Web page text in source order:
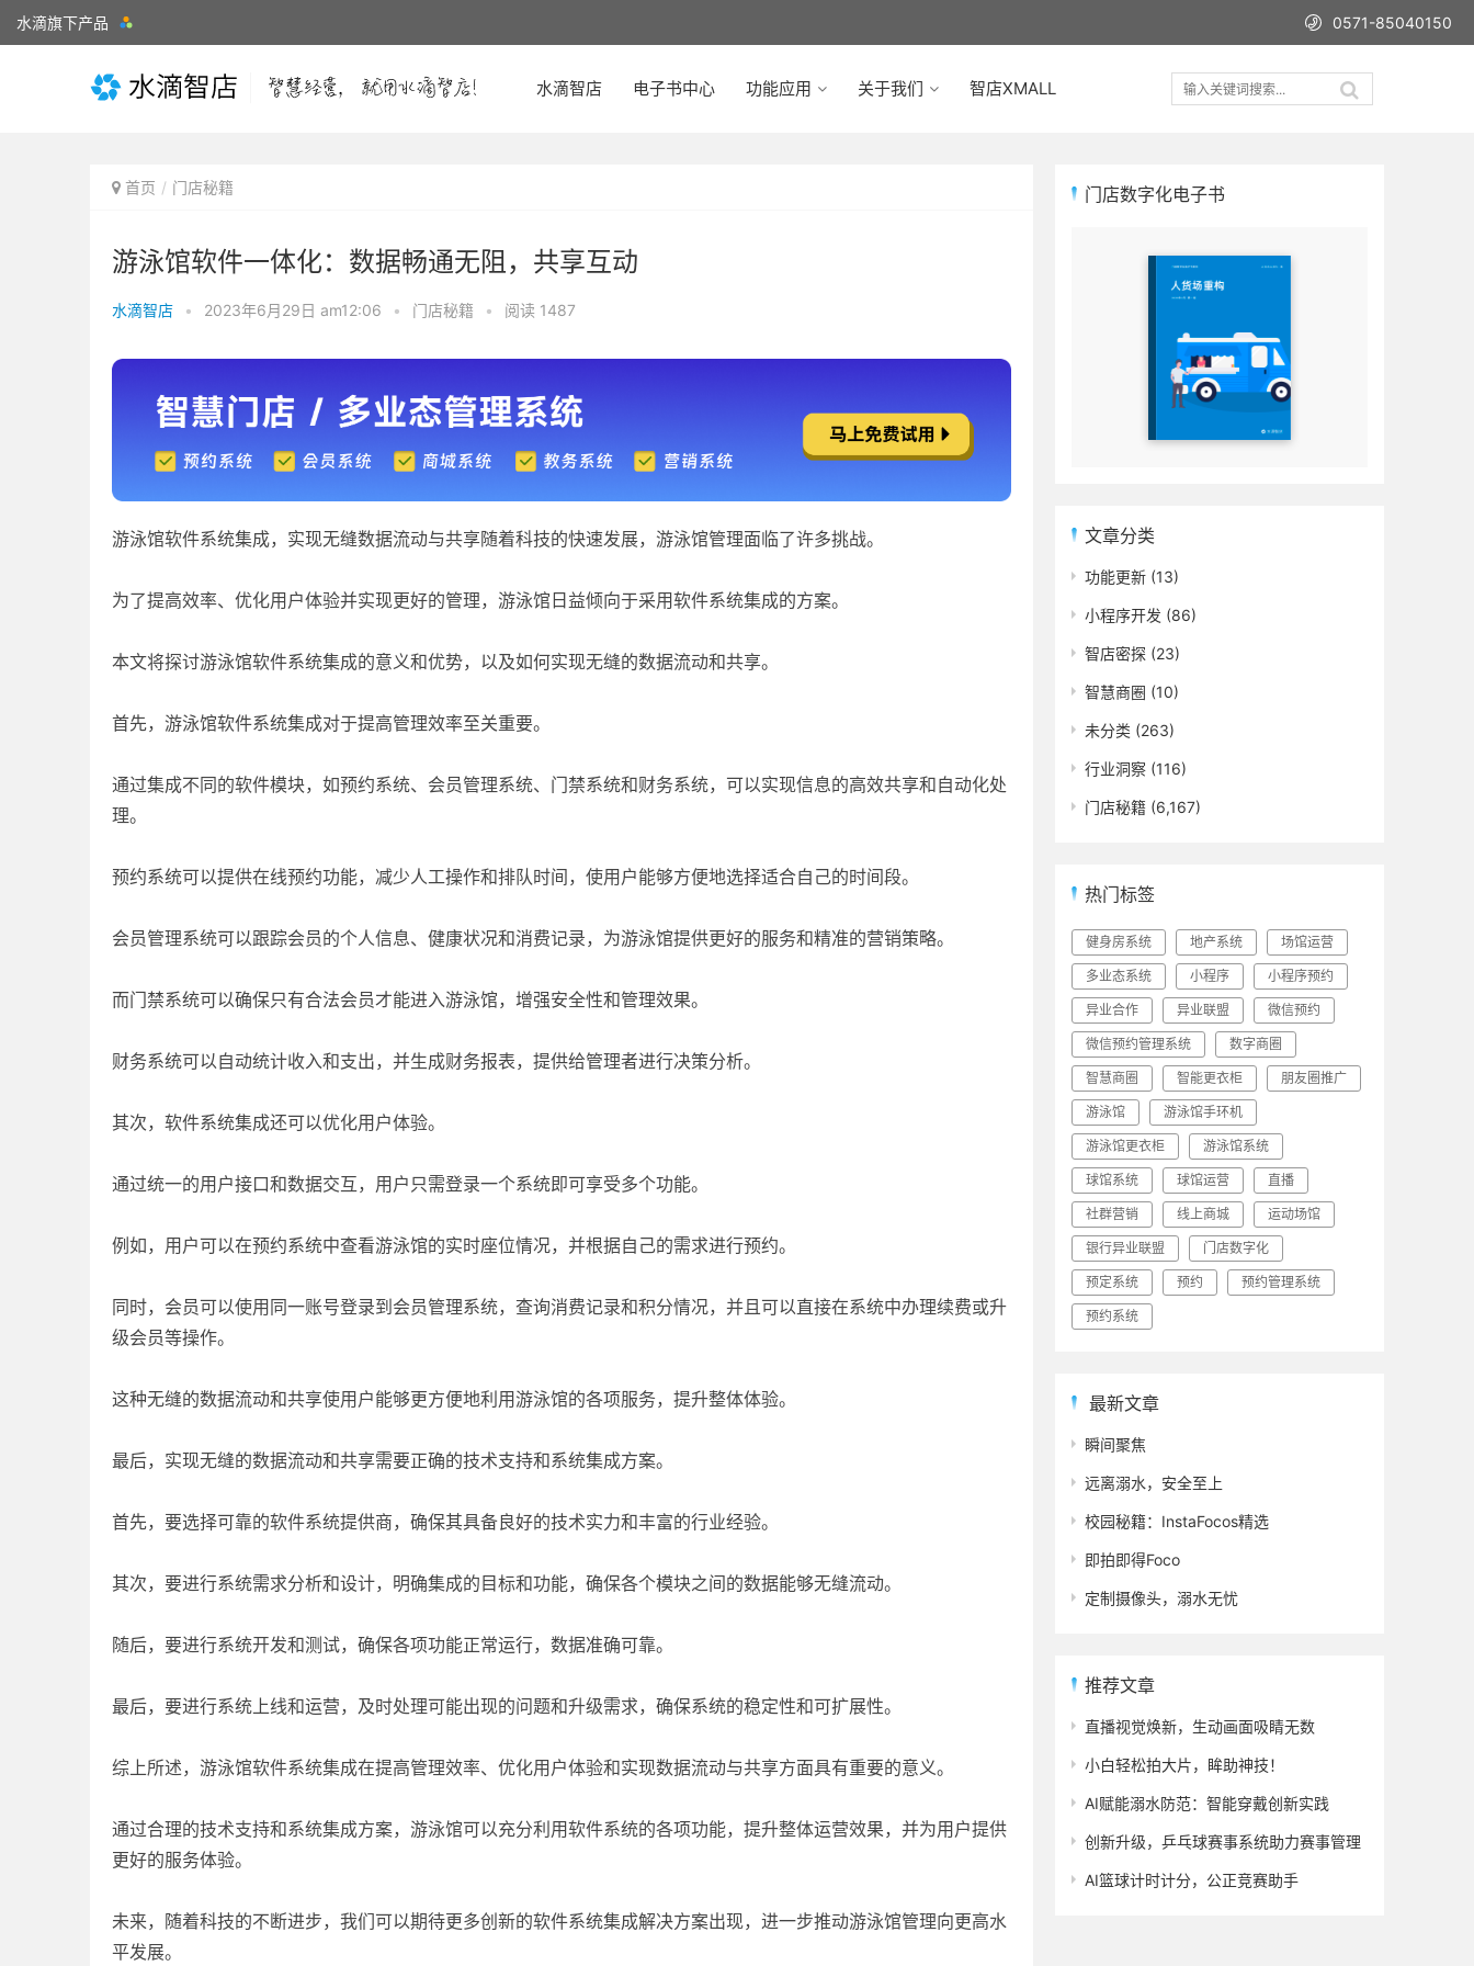
水滴旗下产品 0571-85040150
水滴智店 电子书中心 功能应用 关于我们 智店XMALL
首页 门店秘籍
游泳馆软件一体化：数据畅通无阻，共享互动
水滴智店 • 2023年6月29日 am12:06 • 门店秘籍 • 阅读 1487
游泳馆软件系统集成，实现无缝数据流动与共享随着科技的快速发展，游泳馆管理面临了许多挑战。
为了提高效率、优化用户体验并实现更好的管理，游泳馆日益倾向于采用软件系统集成的方案。
本文将探讨游泳馆软件系统集成的意义和优势，以及如何实现无缝的数据流动和共享。
首先，游泳馆软件系统集成对于提高管理效率至关重要。
通过集成不同的软件模块，如预约系统、会员管理系统、门禁系统和财务系统，可以实现信息的高效共享和自动化处
理。
预约系统可以提供在线预约功能，减少人工操作和排队时间，使用户能够方便地选择适合自己的时间段。
会员管理系统可以跟踪会员的个人信息、健康状况和消费记录，为游泳馆提供更好的服务和精准的营销策略。
而门禁系统可以确保只有合法会员才能进入游泳馆，增强安全性和管理效果。
财务系统可以自动统计收入和支出，并生成财务报表，提供给管理者进行决策分析。
其次，软件系统集成还可以优化用户体验。
通过统一的用户接口和数据交互，用户只需登录一个系统即可享受多个功能。
例如，用户可以在预约系统中查看游泳馆的实时座位情况，并根据自己的需求进行预约。
同时，会员可以使用同一账号登录到会员管理系统，查询消费记录和积分情况，并且可以直接在系统中办理续费或升
级会员等操作。
这种无缝的数据流动和共享使用户能够更方便地利用游泳馆的各项服务，提升整体体验。
最后，实现无缝的数据流动和共享需要正确的技术支持和系统集成方案。
首先，要选择可靠的软件系统提供商，确保其具备良好的技术实力和丰富的行业经验。
其次，要进行系统需求分析和设计，明确集成的目标和功能，确保各个模块之间的数据能够无缝流动。
随后，要进行系统开发和测试，确保各项功能正常运行，数据准确可靠。
最后，要进行系统上线和运营，及时处理可能出现的问题和升级需求，确保系统的稳定性和可扩展性。
综上所述，游泳馆软件系统集成在提高管理效率、优化用户体验和实现数据流动与共享方面具有重要的意义。
通过合理的技术支持和系统集成方案，游泳馆可以充分利用软件系统的各项功能，提升整体运营效果，并为用户提供
更好的服务体验。
未来，随着科技的不断进步，我们可以期待更多创新的软件系统集成解决方案出现，进一步推动游泳馆管理向更高水
平发展。
门店数字化电子书
文章分类
功能更新 (13)
小程序开发 (86)
智店密探 (23)
智慧商圈 (10)
未分类 (263)
行业洞察 (116)
门店秘籍 (6,167)
热门标签
健身房系统 地产系统 场馆运营
多业态系统 小程序 小程序预约
异业合作 异业联盟 微信预约
微信预约管理系统 数字商圈
智慧商圈 智能更衣柜 朋友圈推广
游泳馆 游泳馆手环机
游泳馆更衣柜 游泳馆系统
球馆系统 球馆运营 直播
社群营销 线上商城 运动场馆
银行异业联盟 门店数字化
预定系统 预约 预约管理系统
预约系统
最新文章
瞬间聚焦
远离溺水，安全至上
校园秘籍：InstaFocos精选
即拍即得Foco
定制摄像头，溺水无忧
推荐文章
直播视觉焕新，生动画面吸睛无数
小白轻松拍大片，眸助神技！
AI赋能溺水防范：智能穿戴创新实践
创新升级，乒乓球赛事系统助力赛事管理
AI篮球计时计分，公正竞赛助手